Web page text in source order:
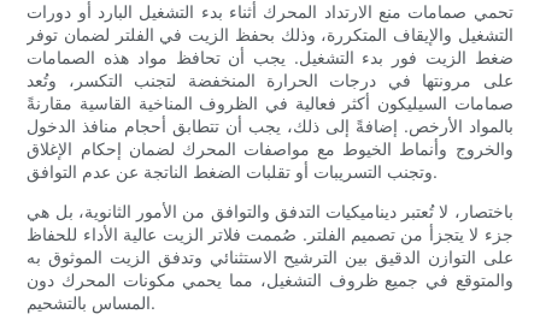
تحمي صمامات منع الارتداد المحرك أثناء بدء التشغيل البارد أو دورات
التشغيل والإيقاف المتكررة، وذلك بحفظ الزيت في الفلتر لضمان توفر
ضغط الزيت فور بدء التشغيل. يجب أن تحافظ مواد هذه الصمامات
على مرونتها في درجات الحرارة المنخفضة لتجنب التكسر، وتُعد
صمامات السيليكون أكثر فعالية في الظروف المناخية القاسية مقارنةً
بالمواد الأرخص. إضافةً إلى ذلك، يجب أن تتطابق أحجام منافذ الدخول
والخروج وأنماط الخيوط مع مواصفات المحرك لضمان إحكام الإغلاق
وتجنب التسريبات أو تقلبات الضغط الناتجة عن عدم التوافق.
باختصار، لا تُعتبر ديناميكيات التدفق والتوافق من الأمور الثانوية، بل هي
جزء لا يتجزأ من تصميم الفلتر. صُممت فلاتر الزيت عالية الأداء للحفاظ
على التوازن الدقيق بين الترشيح الاستثنائي وتدفق الزيت الموثوق به
والمتوقع في جميع ظروف التشغيل، مما يحمي مكونات المحرك دون
المساس بالتشحيم.